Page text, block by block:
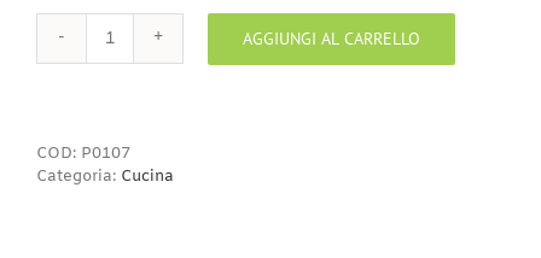
Piattino
AGGIUNGI AL CARRELLO
COD: P0107
Categoria: Cucina